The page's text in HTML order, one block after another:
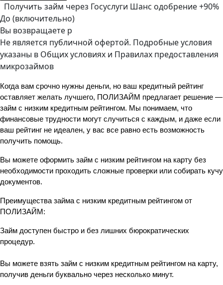
Получить займ через Госуслуги Шанс одобрение +90%
До (включительно)
Вы возвращаете р
Не является публичной офертой. Подробные условия
указаны в Общих условиях и Правилах предоставления
микрозаймов
Когда вам срочно нужны деньги, но ваш кредитный рейтинг
оставляет желать лучшего, ПОЛИЗАЙМ
займ с низким кредитным рейтингом. Мы понимаем, что
финансовые трудности могут случиться с каждым, и даже если
ваш рейтинг не идеален, у вас все равно есть возможность
получить помощь.
Вы можете оформить займ с низким рейтингом на карту без
необходимости проходить сложные проверки или собирать кучу
документов.
Преимущества займа с низким кредитным рейтингом
ПОЛИЗАЙМ :
Займ доступен быстро и без лишних бюрократических
процедур.
Вы можете взять займ с низким кредитным рейтингом на карту,
получив деньги буквально через несколько минут.